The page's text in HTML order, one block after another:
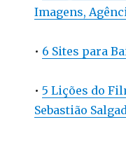
Imagens,
• 6 Sites para
•5 Lições do
Sebastião